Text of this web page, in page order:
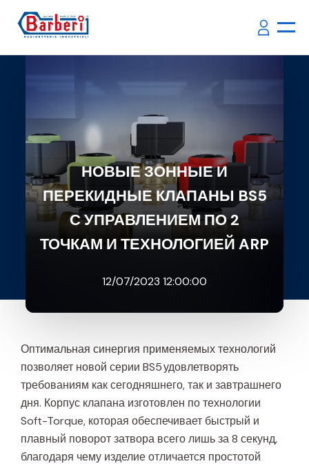
НОВЫЕ ЗОННЫЕ И
ПЕРЕКИДНЫЕ КЛАПАНЫ BS5
С УПРАВЛЕНИЕМ ПО 2
ТОЧКАМ И ТЕХНОЛОГИЕЙ ARP
12/07/2023 12:00:00
Оптимальная синергия применяемых технологий
позволяет новой серии BS5 удовлетворять
требованиям как сегодняшнего, так и завтрашнего
дня. Корпус клапана изготовлен по технологии
Soft-Torque, которая обеспечивает быстрый и
плавный поворот затвора всего лишь за 8 секунд,
благодаря чему изделие отличается простотой